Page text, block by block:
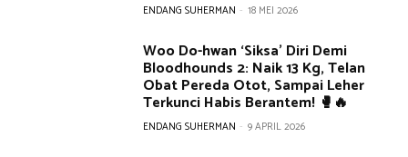
ENDANG SUHERMAN - 18 MEI 2026
Woo Do-hwan ‘Siksa’ Diri Demi
Bloodhounds 2: Naik 13 Kg, Telan
Obat Pereda Otot, Sampai Leher
Terkunci Habis Berantem! 🥊🔥
ENDANG SUHERMAN - 9 APRIL 2026